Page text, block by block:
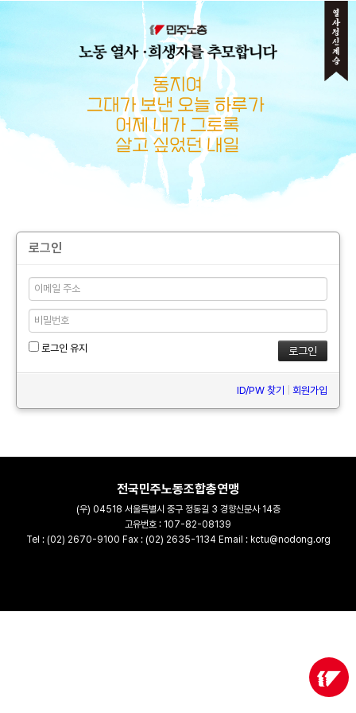
메뉴 건너뛰기
로그인
로그인 유지
ID/PW 찾기 회원가입
전국민주노동조합총연맹
(우) 04518 서울특별시 중구 정동길 3 경향신문사 14층
고유번호 : 107-82-08139
Tel : (02) 2670-9100 Fax : (02) 2635-1134 Email : kctu@nodong.org